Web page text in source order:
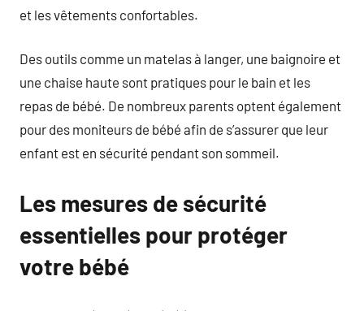
et les vêtements confortables.
Des outils comme un matelas à langer, une baignoire et
une chaise haute sont pratiques pour le bain et les
repas de bébé. De nombreux parents optent également
pour des moniteurs de bébé afin de s’assurer que leur
enfant est en sécurité pendant son sommeil.
Les mesures de sécurité
essentielles pour protéger
votre bébé